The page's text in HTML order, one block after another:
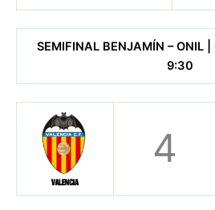
SEMIFINAL BENJAMÍN – ONIL
9:30
4